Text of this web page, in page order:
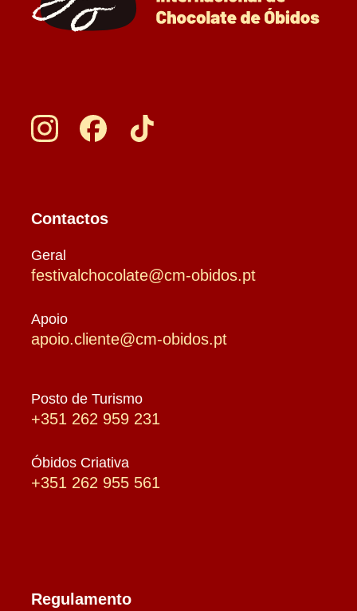
Contactos
Geral
festivalchocolate@cm-obidos.pt
Apoio
apoio.cliente@cm-obidos.pt
Posto de Turismo
+351 262 959 231
Óbidos Criativa
+351 262 955 561
Regulamento